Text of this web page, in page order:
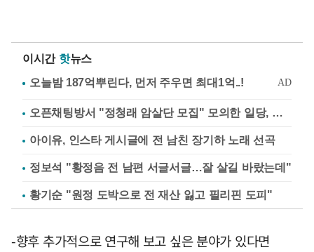
이시간 핫뉴스
오픈채팅방서 "정청래 암살단 모집" 모의한 일당, 불구속 송치
아이유, 인스타 게시글에 전 남친 장기하 노래 선곡
정보석 "황정음 전 남편 서글서글…잘 살길 바랐는데"
황기순 "원정 도박으로 전 재산 잃고 필리핀 도피"
-향후 추가적으로 연구해 보고 싶은 분야가 있다면